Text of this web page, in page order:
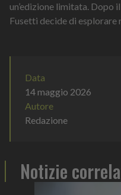
un’edizione limitata. Dopo
Fusetti decide di
Data
14 maggio 2026
Autore
Redazione
Notizie